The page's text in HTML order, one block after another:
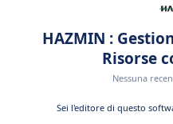
HAZMIN :
Risorse
Nessuna
Sei l'editore di questo